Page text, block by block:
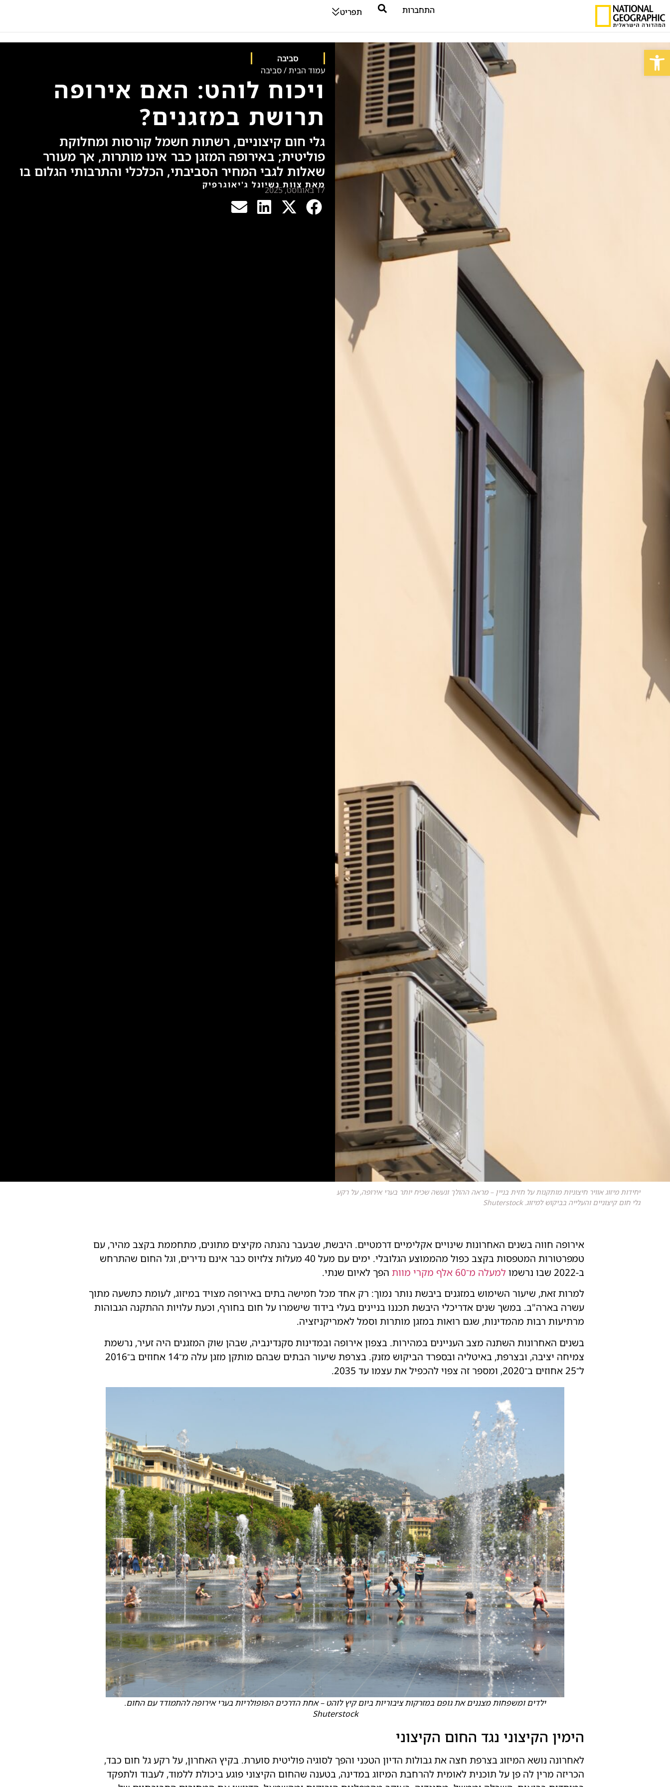
פתח סרגל נגישות
התחברות תפריט
סביבה
עמוד הבית/סביבה
ויכוח לוהט: האם אירופה
תרושת במזגנים?
גלי חום קיצוניים, רשתות חשמל קורסות ומחלוקת
פוליטית; באירופה המזגן כבר אינו מותרות, אך מעורר
שאלות לגבי המחיר הסביבתי, הכלכלי והתרבותי הגלום בו
מאת צוות נשיונל ג'יאוגרפיק
17 באוגוסט, 2025
יחידות מיזוג אוויר חיצוניות מותקנות על חזית בניין – מראה ההולך ונעשה שכיח יותר בערי אירופה, על רקע
גלי חום קיצוניים והעלייה בביקוש למיזוג. Shuterstock
אירופה חווה בשנים האחרונות שינויים אקלימיים דרמטיים. היבשת, שבעבר נהנתה מקיצים מתונים, מתחממת בקצב מהיר, עם
טמפרטורות המטפסות בקצב כפול מהממוצע הגלובלי. ימים עם מעל 40 מעלות צלזיוס כבר אינם נדירים, וגל החום שהתרחש
ב-2022 שבו נרשמו
למעלה מ־60 אלף מקרי מוות
הפך לאיום שנתי.
למרות זאת, שיעור השימוש במזגנים ביבשת נותר נמוך: רק אחד מכל חמישה בתים באירופה מצויד במיזוג, לעומת כתשעה מתוך
עשרה בארה"ב. במשך שנים אדריכלי היבשת תכננו בניינים בעלי בידוד שישמרו על חום בחורף, וכעת עלויות ההתקנה הגבוהות
מרתיעות רבות מהמדינות, שגם רואות במזגן מותרות וסמל לאמריקניזציה.
בשנים האחרונות השתנה מצב העניינים במהירות. בצפון אירופה ובמדינות סקנדינביה, שבהן שוק המזגנים היה זעיר, נרשמת
צמיחה יציבה, ובצרפת, באיטליה ובספרד הביקוש מזנק. בצרפת שיעור הבתים שבהם מותקן מזגן עלה מ־14 אחוזים ב־2016
ל־25 אחוזים ב־2020, ומספר זה צפוי להכפיל את עצמו עד 2035.
ילדים ומשפחות מצננים את גופם במזרקות ציבוריות ביום קיץ לוהט – אחת הדרכים הפופולריות בערי אירופה להתמודד עם החום.
Shuterstock
הימין הקיצוני נגד החום הקיצוני
לאחרונה נושא המיזוג בצרפת חצה את גבולות הדיון הטכני והפך לסוגיה פוליטית סוערת. בקיץ האחרון, על רקע גל חום כבד,
הכריזה מרין לה פן על תוכנית לאומית להרחבת המיזוג במדינה, בטענה שהחום הקיצוני פוגע ביכולת ללמוד, לעבוד ולתפקד